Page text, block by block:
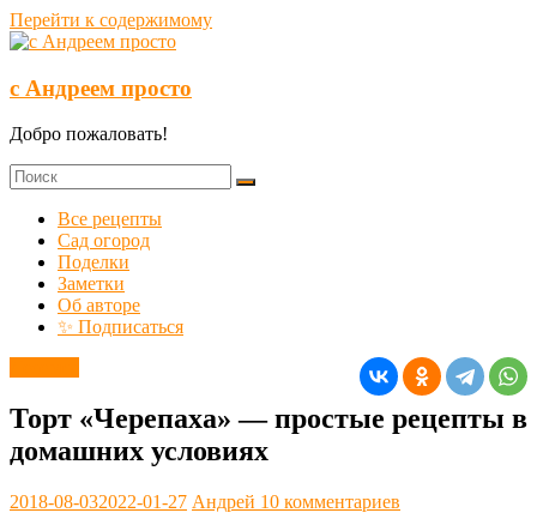
Перейти к содержимому
с Андреем просто
Добро пожаловать!
Все рецепты
Сад огород
Поделки
Заметки
Об авторе
✨ Подписаться
Торт «Черепаха» — простые рецепты в
домашних условиях
2018-08-032022-01-27 Андрей 10 комментариев